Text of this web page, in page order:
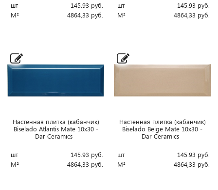
шт 145.93 руб.
М²
4864,33 руб.
шт 145.93 руб.
М²
4864,33 руб.
Настенная плитка (кабанчик)
Biselado Atlantis Mate 10x30 -
Dar Ceramics
шт 145.93 руб.
М²
4864,33 руб.
Настенная плитка (кабанчик)
Biselado Beige Mate 10x30 -
Dar Ceramics
шт 145.93 руб.
М²
4864,33 руб.